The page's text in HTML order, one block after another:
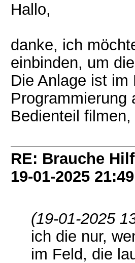
Hallo,
danke, ich
einbinden, um
Die Anlage ist
Programmierung
Bedienteil
RE: Brauche
19-01-2025 21:49
(19-01-2025
ich die nur,
im Feld, die